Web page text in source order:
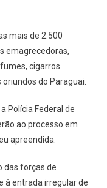
mais de 2.500
emagrecedoras,
cigarros
do Paraguai.
Polícia Federal de
ao processo em
apreendida.
das forças de
à entrada irregular de